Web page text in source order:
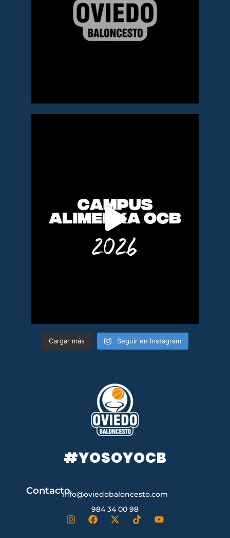
Cargar más Seguir en Instagram
#YOSOYOCB
Contactoinfo@oviedobaloncesto.com
984 34 00 98